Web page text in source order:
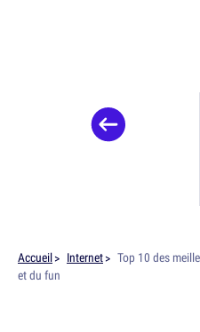
Accueil Internet
Top 10 des
et du fun